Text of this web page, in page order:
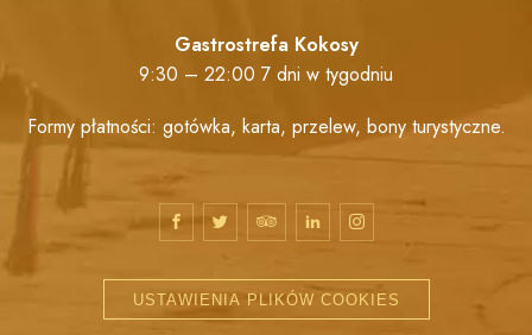
Gastrostrefa Kokosy
9:30 – 22:00 7 dni w tygodniu
Formy płatności: gotówka, karta, przelew, bony turystyczne.
USTAWIENIA PLIKÓW COOKIES